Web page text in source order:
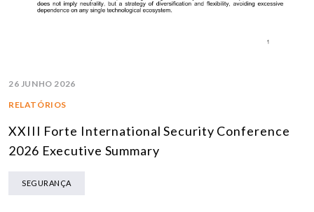
26 JUNHO 2026
RELATÓRIOS
XXIII Forte International Security Conference
2026 Executive Summary
SEGURANÇA